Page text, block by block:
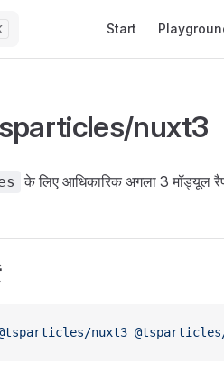
Start
nuxt3
के लिए आधिकारिक अगला 3 मॉड्यूल
nuxt3